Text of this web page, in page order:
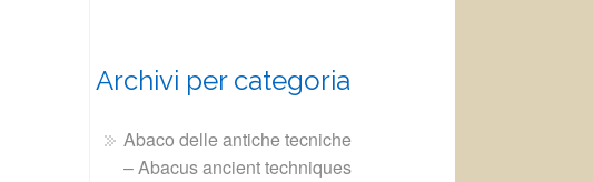
Archivi per categoria
Abaco delle antiche tecniche
– Abacus ancient techniques